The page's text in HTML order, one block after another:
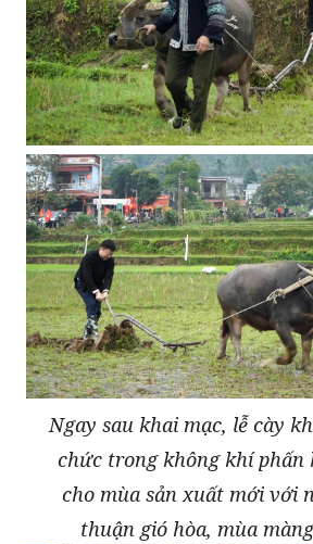
Ngay sau khai mạc, lễ cày
chức trong không khí phấn
cho mùa sản xuất mới với
thuận gió hòa, mùa